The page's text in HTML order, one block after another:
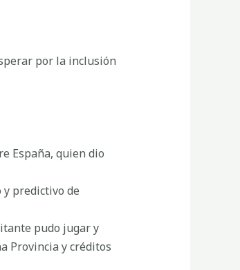
por la inclusión
España, quien dio
y predictivo de
pudo jugar y
Provincia y créditos